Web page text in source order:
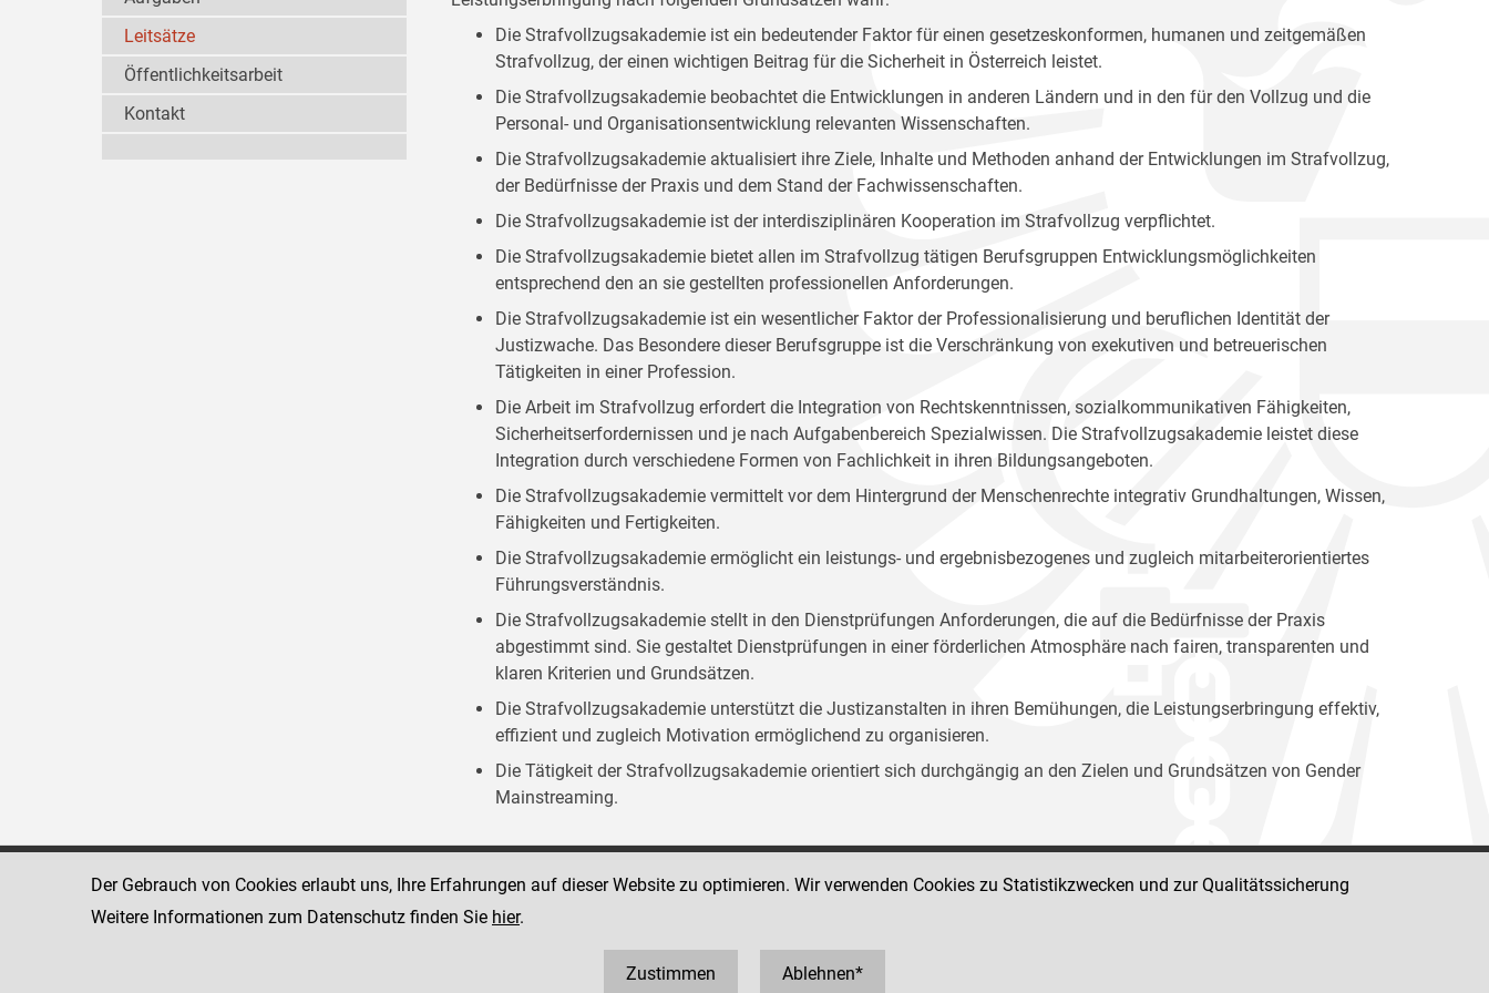
Die Strafvollzugsakademie ist ein bedeutender Faktor für einen gesetzeskonformen, humanen und zeitgemäßen
Strafvollzug, der einen wichtigen Beitrag für die Sicherheit in Österreich leistet.
Die Strafvollzugsakademie beobachtet die Entwicklungen in anderen Ländern und in den für den Vollzug und die
Personal- und Organisationsentwicklung relevanten Wissenschaften.
Die Strafvollzugsakademie aktualisiert ihre Ziele, Inhalte und Methoden anhand der Entwicklungen im Strafvollzug,
der Bedürfnisse der Praxis und dem Stand der Fachwissenschaften.
Die Strafvollzugsakademie ist der interdisziplinären Kooperation im Strafvollzug verpflichtet.
Die Strafvollzugsakademie bietet allen im Strafvollzug tätigen Berufsgruppen Entwicklungsmöglichkeiten
entsprechend den an sie gestellten professionellen Anforderungen.
Die Strafvollzugsakademie ist ein wesentlicher Faktor der Professionalisierung und beruflichen Identität der
Justizwache. Das Besondere dieser Berufsgruppe ist die Verschränkung von exekutiven und betreuerischen
Tätigkeiten in einer Profession.
Die Arbeit im Strafvollzug erfordert die Integration von Rechtskenntnissen, sozialkommunikativen Fähigkeiten,
Sicherheitserfordernissen und je nach Aufgabenbereich Spezialwissen. Die Strafvollzugsakademie leistet diese
Integration durch verschiedene Formen von Fachlichkeit in ihren Bildungsangeboten.
Die Strafvollzugsakademie vermittelt vor dem Hintergrund der Menschenrechte integrativ Grundhaltungen, Wissen,
Fähigkeiten und Fertigkeiten.
Die Strafvollzugsakademie ermöglicht ein leistungs- und ergebnisbezogenes und zugleich mitarbeiterorientiertes
Führungsverständnis.
Die Strafvollzugsakademie stellt in den Dienstprüfungen Anforderungen, die auf die Bedürfnisse der Praxis
abgestimmt sind. Sie gestaltet Dienstprüfungen in einer förderlichen Atmosphäre nach fairen, transparenten und
klaren Kriterien und Grundsätzen.
Die Strafvollzugsakademie unterstützt die Justizanstalten in ihren Bemühungen, die Leistungserbringung effektiv,
effizient und zugleich Motivation ermöglichend zu organisieren.
Die Tätigkeit der Strafvollzugsakademie orientiert sich durchgängig an den Zielen und Grundsätzen von Gender
Mainstreaming.
Leitsätze
Öffentlichkeitsarbeit
Kontakt
Strafvollzugsakademie
www.justiz.gv.at/stak
1080 Wien
Wickenburggasse 12
Telefon: +43 1 40403 358810
Social Media Kanäle
Der Gebrauch von Cookies erlaubt uns, Ihre Erfahrungen auf dieser Website zu optimieren. Wir verwenden Cookies zu Statistikzwecken und zur Qualitätssicherung
Weitere Informationen zum Datenschutz finden Sie hier.
Zustimmen Ablehnen*